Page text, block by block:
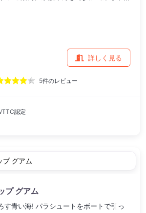
詳しく見る
5件のレビュー
認定
プ グアム
す青い海! パラシュートをボートで引っ